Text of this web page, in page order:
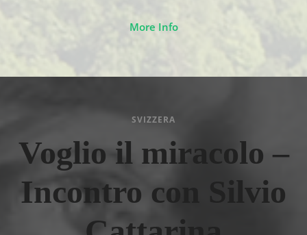
More Info
SVIZZERA
Voglio il miracolo –
Incontro con Silvio